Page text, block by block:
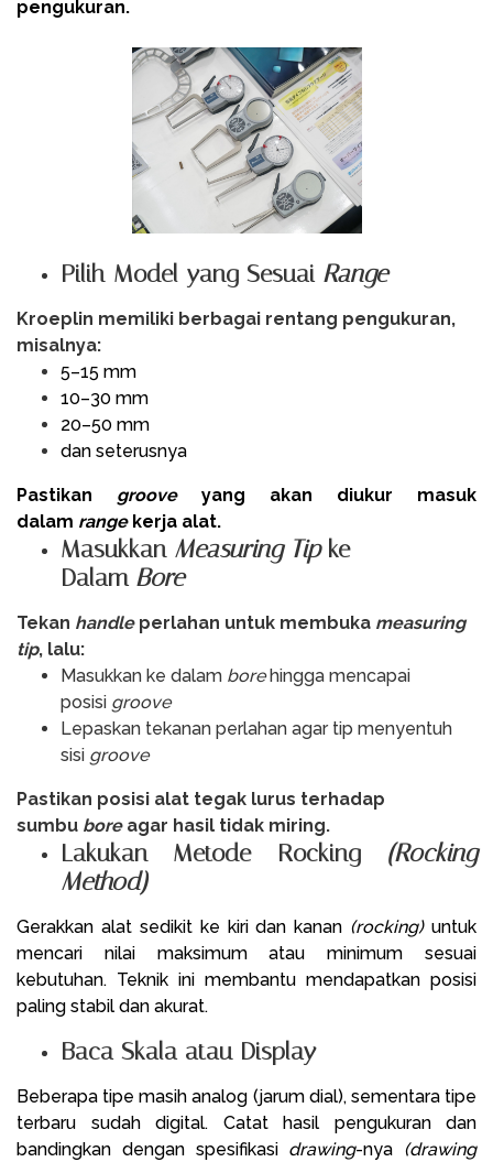
pengukuran.
Pilih Model yang Sesuai Range
Kroeplin memiliki berbagai rentang pengukuran,
misalnya:
5–15 mm
10–30 mm
20–50 mm
dan seterusnya
Pastikan grooveyang akan diukur masuk
dalam rangekerja alat.
MasukkanMeasuring Tipke
Dalam Bore
Tekan handleperlahan untuk membuka measuring
tip, lalu:
Masukkan ke dalam borehingga mencapai
posisi groove
Lepaskan tekanan perlahan agar tip menyentuh
sisi groove
Pastikan posisi alat tegak lurus terhadap
sumbu boreagar hasil tidak miring.
Lakukan Metode Rocking (Rocking
Method)
Gerakkan alat sedikit ke kiri dan kanan (rocking)untuk
mencari nilai maksimum atau minimum sesuai
kebutuhan. Teknik ini membantu mendapatkan posisi
paling stabil dan akurat.
Baca Skala atau Display
Beberapa tipe masih analog (jarum dial), sementara tipe
terbaru sudah digital. Catat hasil pengukuran dan
bandingkan dengan spesifikasi drawing-nya (drawing